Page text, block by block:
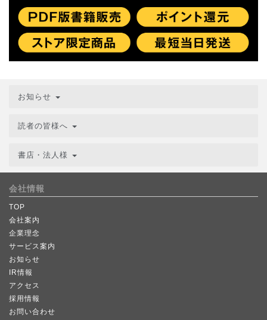
お知らせ
読者の皆様へ
書店・法人様
会社情報
TOP
会社案内
企業理念
サービス案内
お知らせ
IR情報
アクセス
採用情報
お問い合わせ